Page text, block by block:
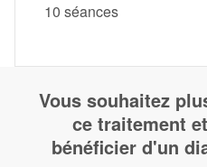
10 séances
Vous souhaitez
ce traitement
bénéficier d'un